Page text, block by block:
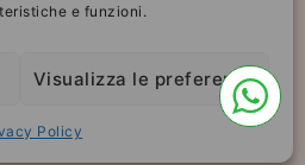
e funzioni.
Visualizza le preferenze
Policy